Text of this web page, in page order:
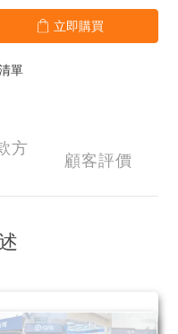
立即購買
單
方
顧客評價